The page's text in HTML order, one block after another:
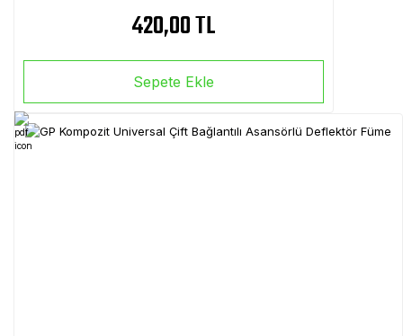
420,00 TL
Sepete Ekle